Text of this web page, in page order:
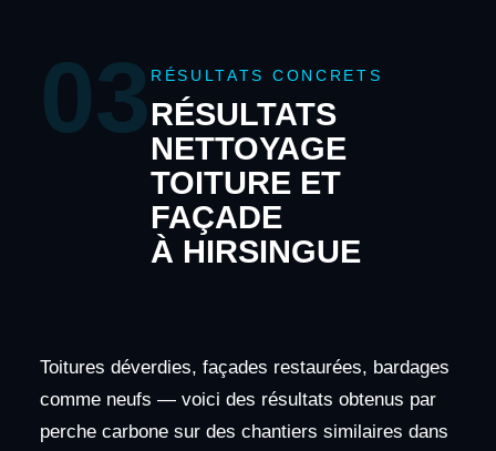
03 RÉSULTATS CONCRETS
RÉSULTATS
NETTOYAGE
TOITURE ET
FAÇADE
À HIRSINGUE
Toitures déverdies, façades restaurées, bardages
comme neufs — voici des résultats obtenus par
perche carbone sur des chantiers similaires dans